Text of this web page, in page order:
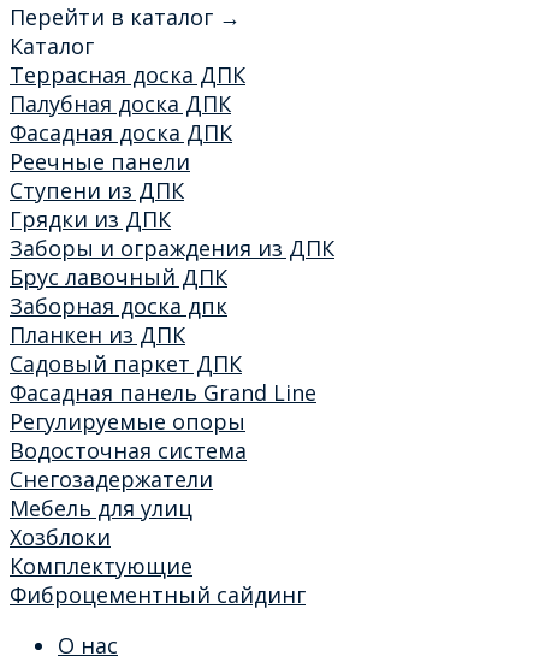
Перейти в каталог →
Каталог
Террасная доска ДПК
Палубная доска ДПК
Фасадная доска ДПК
Реечные панели
Ступени из ДПК
Грядки из ДПК
Заборы и ограждения из ДПК
Брус лавочный ДПК
Заборная доска дпк
Планкен из ДПК
Садовый паркет ДПК
Фасадная панель Grand Line
Регулируемые опоры
Водосточная система
Снегозадержатели
Мебель для улиц
Хозблоки
Комплектующие
Фиброцементный сайдинг
О нас